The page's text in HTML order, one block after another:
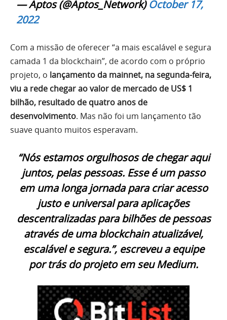
— Aptos (@Aptos_Network)October 17,
2022
Com a missão de oferecer “a mais escalável e segura
camada 1 da blockchain”, de acordo com o próprio
projeto, o lançamento da mainnet, na segunda-feira,
viu a rede chegar ao valor de mercado de US$ 1
bilhão, resultado de quatro anos de
desenvolvimento. Mas não foi um lançamento tão
suave quanto muitos esperavam.
“Nós estamos orgulhosos de chegar aqui
juntos, pelas pessoas. Esse é um passo
em uma longa jornada para criar acesso
justo e universal para aplicações
descentralizadas para bilhões de pessoas
através de uma blockchain atualizável,
escalável e segura.”, escreveu a equipe
por trás do projeto em seu Medium.